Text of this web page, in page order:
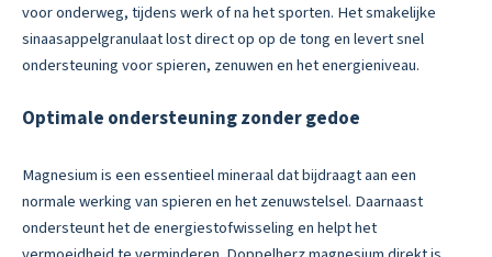
voor onderweg, tijdens werk of na het sporten. Het smakelijke
sinaasappelgranulaat lost direct op op de tong en levert snel
ondersteuning voor spieren, zenuwen en het energieniveau.
Optimale ondersteuning zonder gedoe
Magnesium is een essentieel mineraal dat bijdraagt aan een
normale werking van spieren en het zenuwstelsel. Daarnaast
ondersteunt het de energiestofwisseling en helpt het